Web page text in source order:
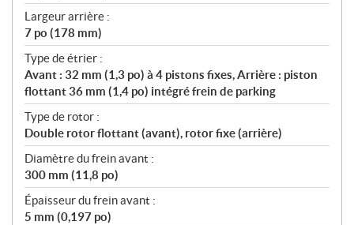
Largeur arrière :
7 po (178 mm)
Type de étrier :
Avant : 32 mm (1,3 po) à 4 pistons fixes, Arrière : piston
flottant 36 mm (1,4 po) intégré frein de parking
Type de rotor :
Double rotor flottant (avant), rotor fixe (arrière)
Diamètre du frein avant :
300 mm (11,8 po)
Épaisseur du frein avant :
5 mm (0,197 po)